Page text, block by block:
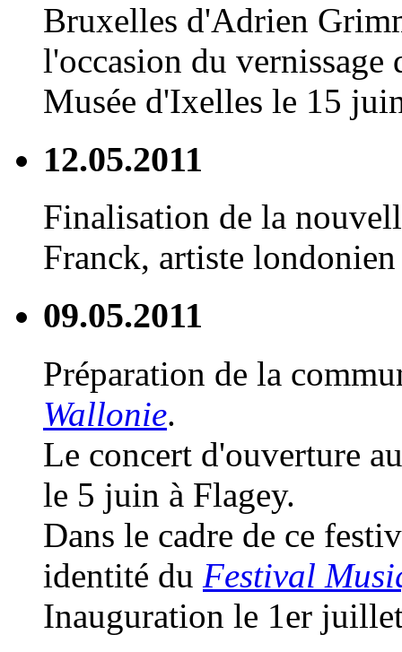
Bruxelles d'Adrien
l'occasion du
Musée d'Ixelles le 15
12.05.2011
Finalisation de la
Franck, artiste
09.05.2011
Préparation de la
Wallonie.
Le concert d'ouverture
le 5 juin à Flagey.
Dans le cadre de ce
identité du Festival
Inauguration le 1er